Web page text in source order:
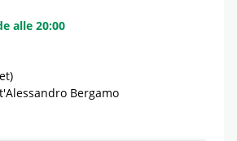
alle 20:00
Bergamo